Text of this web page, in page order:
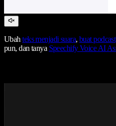
Ubahteks menjadi suara,buat podcast
pun, dan tanya Speechify Voice AI